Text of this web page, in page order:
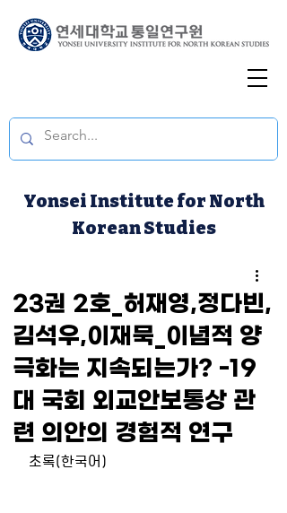
Yonsei Institute for North
Korean Studies
23권 2호_허재영,정다빈,
김석우,이재묵_이념적 양
극화는 지속되는가? -19
대 국회 외교안보통상 관
련 의안의 경험적 연구
초록(한국어)